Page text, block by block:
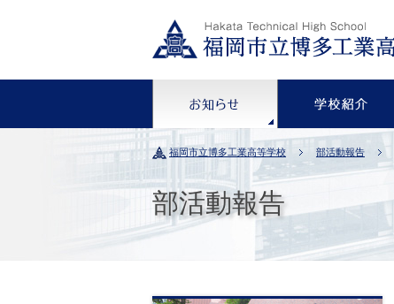
福岡市立博多工業高等学校 部活動報告
部活動報告